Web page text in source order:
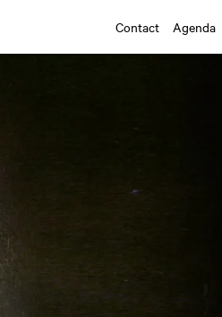
Contact Agenda